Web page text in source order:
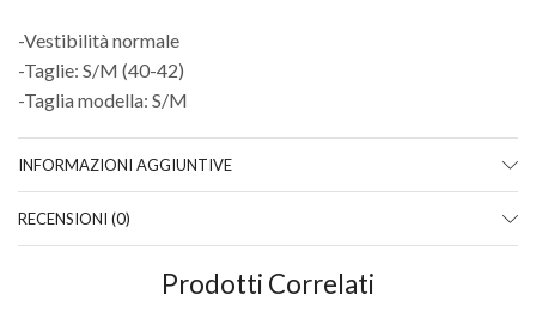
-Vestibilità normale
-Taglie: S/M (40-42)
-Taglia modella: S/M
INFORMAZIONI AGGIUNTIVE
RECENSIONI (0)
Prodotti Correlati